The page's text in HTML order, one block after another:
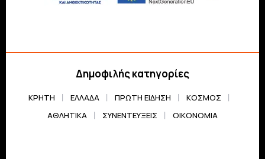
Δημοφιλής κατηγορίες
ΚΡΗΤΗ ΕΛΛΆΔΑ ΠΡΏΤΗ ΕΊΔΗΣΗ
ΚΌΣΜΟΣ
ΑΘΛΗΤΙΚΆ
ΣΥΝΕΝΤΕΎΞΕΙΣ ΟΙΚΟΝΟΜΊΑ